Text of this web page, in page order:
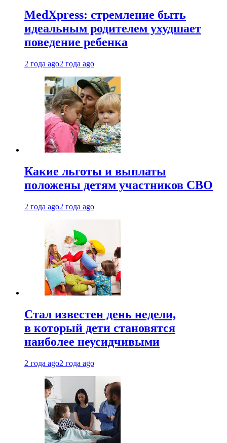
MedXpress: стремление быть
идеальным родителем ухудшает
поведение ребенка
2 года ago2 года ago
Какие льготы и выплаты
положены детям участников СВО
2 года ago2 года ago
Стал известен день недели,
в который дети становятся
наиболее неусидчивыми
2 года ago2 года ago